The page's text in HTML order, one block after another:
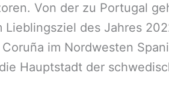
Von der zu Portugal
des Jahres
im Nordwesten
Hauptstadt der